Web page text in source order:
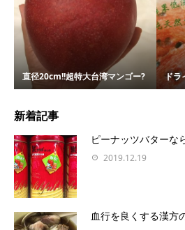
直径20cm!!超特大台湾マンゴー? ドラ
新着記事
ピーナッツバターな
2019.12.19
血行を良くする漢方